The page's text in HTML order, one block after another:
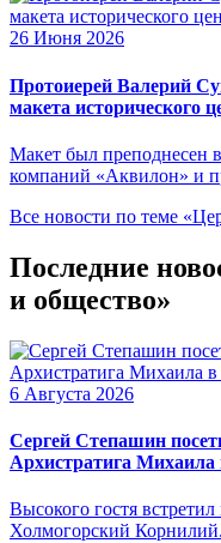
26 Июня 2026
Протоиерей Валерий
макета исторического
Макет был преподнесен
компаний «Аквилон» и
Все новости по теме
Последние
и общество»
6 Августа 2026
Сергей Степашин
Архистратига Михаила
Высокого гостя
Холмогорский Корнилий.